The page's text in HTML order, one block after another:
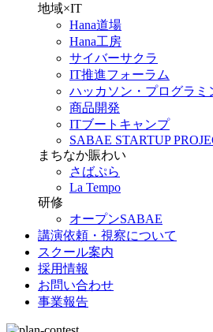
地域×IT
Hana道場
Hana工房
サイバーサクラ
IT推進フォーラム
ハッカソン・プログラミ
商品開発
ITブートキャンプ
SABAE STARTUP
まちなか賑わい
さばぷら
La Tempo
研修
オープンSABAE
講演依頼・視察について
スクール案内
採用情報
お問い合わせ
事業報告